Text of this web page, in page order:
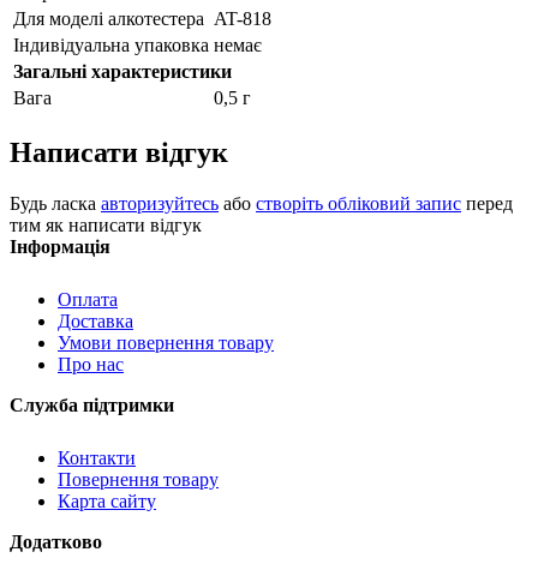
Для моделі алкотестера AT-818
Індивідуальна упаковка немає
Загальні характеристики
Вага
0,5 г
Написати відгук
Будь ласка авторизуйтесь або створіть обліковий запис перед
тим як написати відгук
Інформація
Оплата
Доставка
Умови повернення товару
Про нас
Служба підтримки
Контакти
Повернення товару
Карта сайту
Додатково